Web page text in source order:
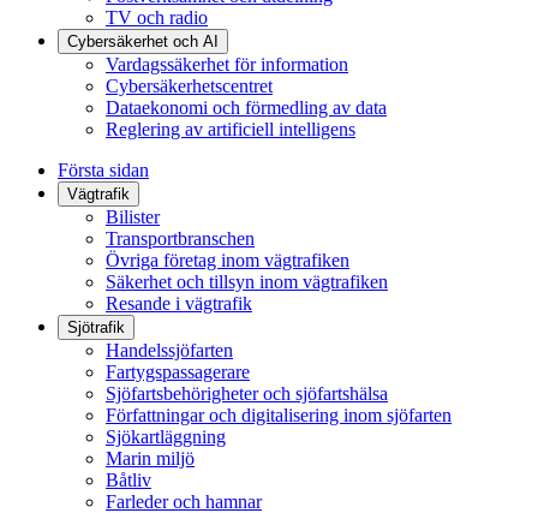
TV och radio
Cybersäkerhet och AI
Vardagssäkerhet för information
Cybersäkerhetscentret
Dataekonomi och förmedling av data
Reglering av artificiell intelligens
Första sidan
Vägtrafik
Bilister
Transportbranschen
Övriga företag inom vägtrafiken
Säkerhet och tillsyn inom vägtrafiken
Resande i vägtrafik
Sjötrafik
Handelssjöfarten
Fartygspassagerare
Sjöfartsbehörigheter och sjöfartshälsa
Författningar och digitalisering inom sjöfarten
Sjökartläggning
Marin miljö
Båtliv
Farleder och hamnar